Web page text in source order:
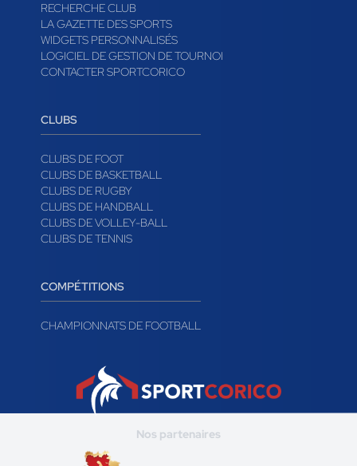
RECHERCHE CLUB
LA GAZETTE DES SPORTS
WIDGETS PERSONNALISÉS
LOGICIEL DE GESTION DE TOURNOI
CONTACTER SPORTCORICO
CLUBS
CLUBS DE FOOT
CLUBS DE BASKETBALL
CLUBS DE RUGBY
CLUBS DE HANDBALL
CLUBS DE VOLLEY-BALL
CLUBS DE TENNIS
COMPÉTITIONS
CHAMPIONNATS DE FOOTBALL
Nos partenaires